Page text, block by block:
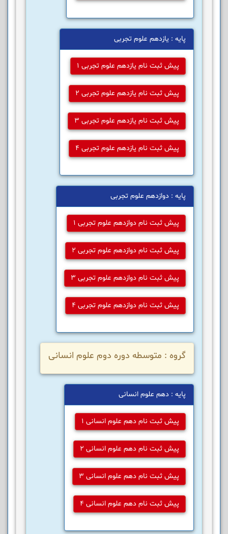
پایه : یازدهم علوم تجربی
پیش ثبت نام یازدهم علوم تجربی 1
پیش ثبت نام یازدهم علوم تجربی 2
پیش ثبت نام یازدهم علوم تجربی 3
پیش ثبت نام یازدهم علوم تجربی 4
پایه : دوازدهم علوم تجربی
پیش ثبت نام دوازدهم علوم تجربی 1
پیش ثبت نام دوازدهم علوم تجربی 2
پیش ثبت نام دوازدهم علوم تجربی 3
پیش ثبت نام دوازدهم علوم تجربی 4
گروه : متوسطه دوره دوم علوم انسانی
پایه : دهم علوم انسانی
پیش ثبت نام دهم علوم انسانی 1
پیش ثبت نام دهم علوم انسانی 2
پیش ثبت نام دهم علوم انسانی 3
پیش ثبت نام دهم علوم انسانی 4